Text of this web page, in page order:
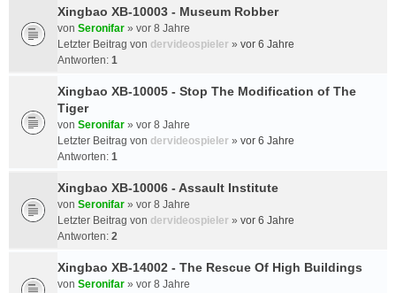
Xingbao XB-10003 - Museum Robber
von Seronifar » vor 8 Jahre
Letzter Beitrag von dervideospieler » vor 6 Jahre
Antworten: 1
Xingbao XB-10005 - Stop The Modification of The
Tiger
von Seronifar » vor 8 Jahre
Letzter Beitrag von dervideospieler » vor 6 Jahre
Antworten: 1
Xingbao XB-10006 - Assault Institute
von Seronifar » vor 8 Jahre
Letzter Beitrag von dervideospieler » vor 6 Jahre
Antworten: 2
Xingbao XB-14002 - The Rescue Of High Buildings
von Seronifar » vor 8 Jahre